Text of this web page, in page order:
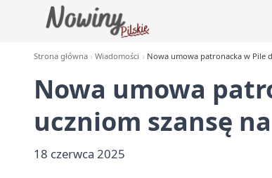
Strona główna Wiadomości Nowa umowa patronacka w Pile
Nowa umowa
uczniom szansę
18 czerwca 2025